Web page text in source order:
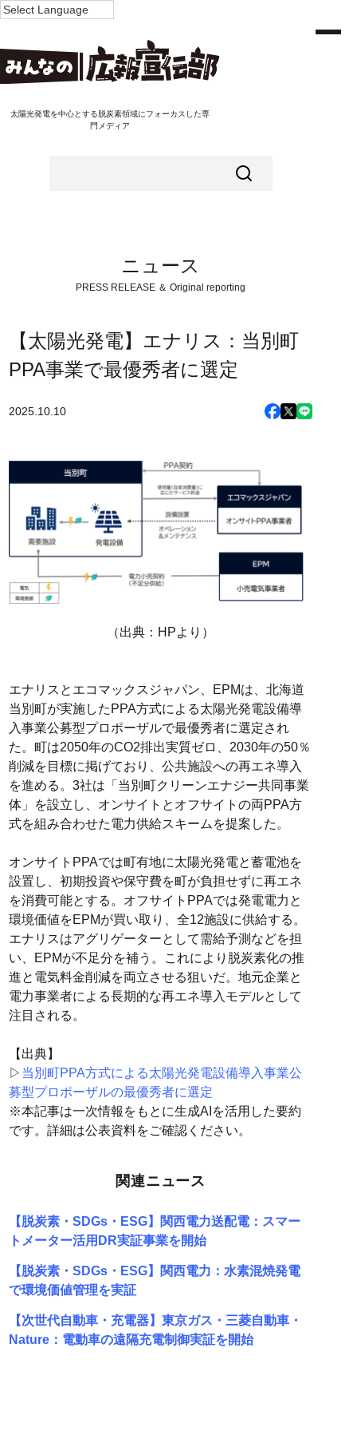
太陽光発電を中心とする脱炭素領域にフォーカスした専
門メディア
ニュース
PRESS RELEASE ＆ Original reporting
【太陽光発電】エナリス：当別町
PPA事業で最優秀者に選定
2025.10.10
（出典：HPより）
エナリスとエコマックスジャパン、EPMは、北海道
当別町が実施したPPA方式による太陽光発電設備導
入事業公募型プロポーザルで最優秀者に選定され
た。町は2050年のCO2排出実質ゼロ、2030年の50％
削減を目標に掲げており、公共施設への再エネ導入
を進める。3社は「当別町クリーンエナジー共同事業
体」を設立し、オンサイトとオフサイトの両PPA方
式を組み合わせた電力供給スキームを提案した。
オンサイトPPAでは町有地に太陽光発電と蓄電池を
設置し、初期投資や保守費を町が負担せずに再エネ
を消費可能とする。オフサイトPPAでは発電電力と
環境価値をEPMが買い取り、全12施設に供給する。
エナリスはアグリゲーターとして需給予測などを担
い、EPMが不足分を補う。これにより脱炭素化の推
進と電気料金削減を両立させる狙いだ。地元企業と
電力事業者による長期的な再エネ導入モデルとして
注目される。
【出典】
▷ 当別町PPA方式による太陽光発電設備導入事業公
募型プロポーザルの最優秀者に選定
※本記事は一次情報をもとに生成AIを活用した要約
です。詳細は公表資料をご確認ください。
関連ニュース
【脱炭素・SDGs・ESG】関西電力送配電：スマー
トメーター活用DR実証事業を開始
【脱炭素・SDGs・ESG】関西電力：水素混焼発電
で環境価値管理を実証
【次世代自動車・充電器】東京ガス・三菱自動車・
Nature：電動車の遠隔充電制御実証を開始